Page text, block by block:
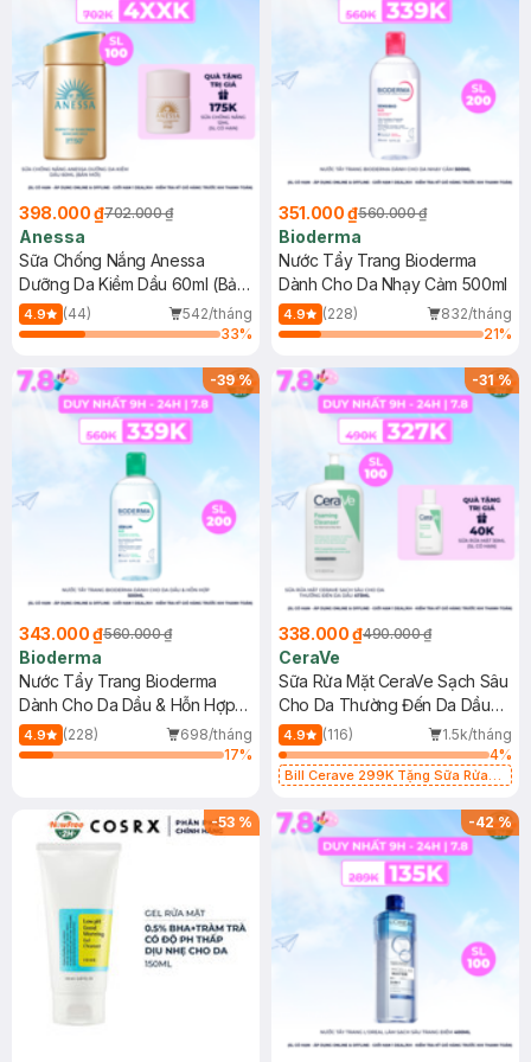
398.000 ₫702.000 ₫
Anessa
Sữa Chống Nắng Anessa
Dưỡng Da Kiềm Dầu 60ml (Bản
Mới)
4.9 (44)
542/tháng
33%
351.000 ₫560.000 ₫
Bioderma
Nước Tẩy Trang Bioderma
Dành Cho Da Nhạy Cảm 500ml
4.9 (228)
832/tháng
21%
-39%
343.000 ₫560.000 ₫
Bioderma
Nước Tẩy Trang Bioderma
Dành Cho Da Dầu & Hỗn Hợp
500ml
4.9 (228)
698/tháng
17%
-31%
338.000 ₫490.000 ₫
CeraVe
Sữa Rửa Mặt CeraVe Sạch Sâu
Cho Da Thường Đến Da Dầu
473ml
4.9 (116)
1.5k/tháng
4%
Bill Cerave 299K Tặng Sữa Rửa
-53 % -42%